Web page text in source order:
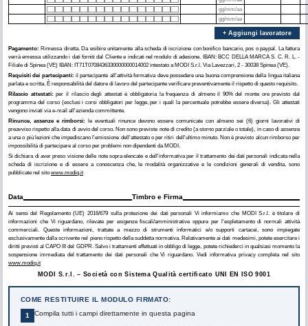
+ Aggiungi lavoratore
Pagamento: Rimessa diretta. Da esibire unitamente alla scheda di iscrizione con bonifico bancario, pos o paypal. La fattura
verrà emessa utilizzando i dati forniti dal Cliente e indicati nel modulo di adesione. IBAN: BCC DELLA MARCA S. C. R. L. -
Filiale di Spinea (VE) IBAN: IT71T0708436330000000014002 intestato a MODI S.r.l. Via Lavezzari, 2 - 30038 Spinea (VE).
Requisiti dei partecipanti: il partecipante all'attività formativa deve possedere una buona comprensione della lingua italiana
parlata e scritta. È responsabilità del datore di lavoro del partecipante verificare preventivamente il rispetto di questo requisito.
Rilascio attestati: per il rilascio degli attestati è obbligatoria la frequenza di almeno il 90% del monte ore previsto dal
programma del corso (esclusi i corsi obbligatori per legge, per i quali la percentuale potrebbe essere diversa). Gli attestati
vengono inviati via e-mail all'azienda committente.
Rinunce, assenze e rimborsi:
le eventuali rinunce devono essere comunicate con almeno sei (6) giorni lavorativi di
preavviso rispetto alla data di avvio del corso. Non sono previste note di credito (a storno parziale o totale), in caso di assenze
a una o più lezioni che impediscano l'emissione dell'attestato o per ritiri dell'ultimo minuto. Non è previsto alcun rimborso per
impossibilità di partecipare al corso per problemi non dipendenti da MODI.
Si dichiara di aver preso visione delle note sopra elencate e dell'informativa per il trattamento dei dati personali indicata nella
scheda di iscrizione e di essere a conoscenza che, le modalità organizzative e le condizioni generali di vendita, sono
pubblicate nel sito www.modiq.it
Data Timbro e Firma
Ai sensi del Regolamento (UE) 2016/679 sulla protezione dei dati personali Vi informiamo che MODI S.r.l. è titolare di
informazioni che Vi riguardano, rilevate per esigenze fiscali/amministrative oppure per l'espletamento di normali attività
commerciali. Queste informazioni, trattate a mezzo di strumenti informatici e/o supporti cartacei, sono impiegate
esclusivamente dalla scrivente nel pieno rispetto della suddetta normativa. Relativamente ai dati medesimi, potete esercitare i
diritti previsti al CAPO III del GDPR. Salvo i trattamenti effettuati in obbligo di legge, potete richiederci in qualsiasi momento la
sospensione immediata del trattamento dei dati personali che Vi riguardano. Vedi informativa privacy completa nel sito
www.modiq.it
MODI S.r.l. – Società con Sistema Qualità certificato UNI EN ISO 9001
COME RESTITUIRE IL MODULO FIRMATO:
1 Compila tutti i campi direttamente in questa pagina